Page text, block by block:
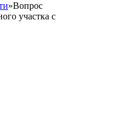
»Вопрос
участка с